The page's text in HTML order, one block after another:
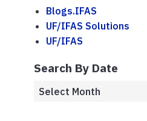
Blogs.IFAS
UF/IFAS Solutions
UF/IFAS
Search By Date